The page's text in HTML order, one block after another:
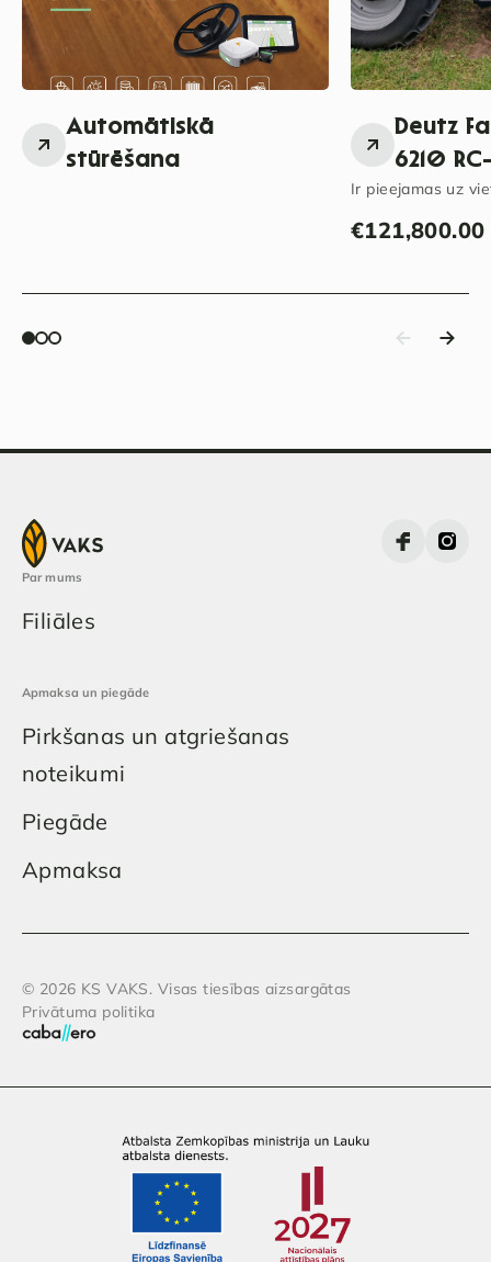
Automātiskā
stūrēšana
Deutz
6210
Ir pieejamas uz
€121,800.00
Par mums
Filiāles
Apmaksa un piegāde
Pirkšanas un atgriešanas
noteikumi
Piegāde
Apmaksa
© 2026 KS VAKS. Visas tiesības aizsargātas
Privātuma politika